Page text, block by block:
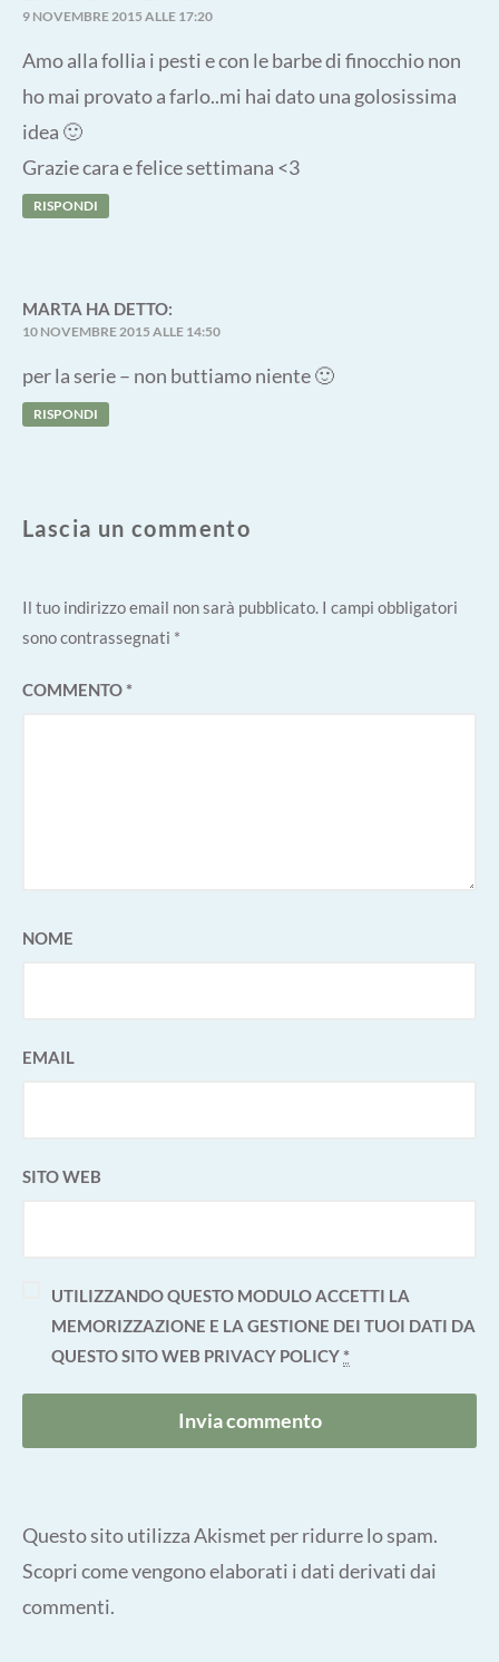
9 NOVEMBRE 2015 ALLE 17:20
Amo alla follia i pesti e con le barbe di finocchio non
ho mai provato a farlo..mi hai dato una golosissima
idea 🙂
Grazie cara e felice settimana <3
RISPONDI
MARTA HA DETTO:
10 NOVEMBRE 2015 ALLE 14:50
per la serie – non buttiamo niente 🙂
RISPONDI
Lascia un commento
Il tuo indirizzo email non sarà pubblicato. I campi obbligatori
sono contrassegnati *
COMMENTO*
NOME
EMAIL
SITO WEB
UTILIZZANDO QUESTO MODULO ACCETTI LA
MEMORIZZAZIONE E LA GESTIONE DEI TUOI DATI DA
QUESTO SITO WEB PRIVACY POLICY*
Questo sito utilizza Akismet per ridurre lo spam.
Scopri come vengono elaborati i dati derivati dai
commenti.